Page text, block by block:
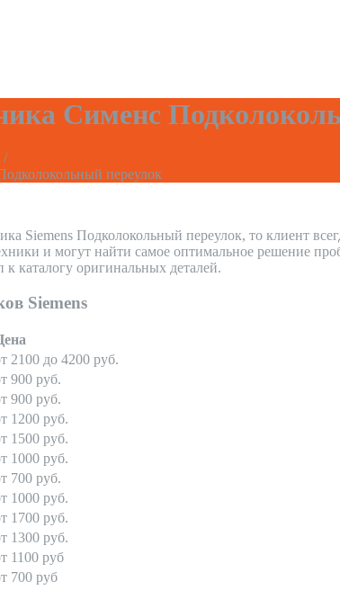
Сименс
/
переулок
Siemens Подколокольный переулок, то клиент
и могут найти самое оптимальное решение
каталогу оригинальных деталей.
Siemens
2100 до 4200 руб.
900 руб.
900 руб.
1200 руб.
1500 руб.
1000 руб.
700 руб.
1000 руб.
1700 руб.
1300 руб.
1100 руб
700 руб